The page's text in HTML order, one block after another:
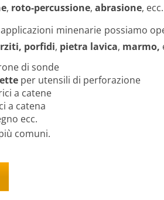
, roto-percussione, abrasione, ecc.
minenarie possiamo
porfidi, pietra lavica, marmo,
di sonde
per utensili di perforazione
a catene
a catena
ecc.
comuni.